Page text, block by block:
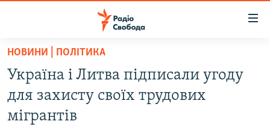
Перейти
основного
матеріалу
Перейти
до
ВСЕ ЗА ДОБУ
СТАТТІ
НОВИНИ | ПОЛІТИКА
Україна і Литва підписали угоду
для захисту своїх трудових
мігрантів